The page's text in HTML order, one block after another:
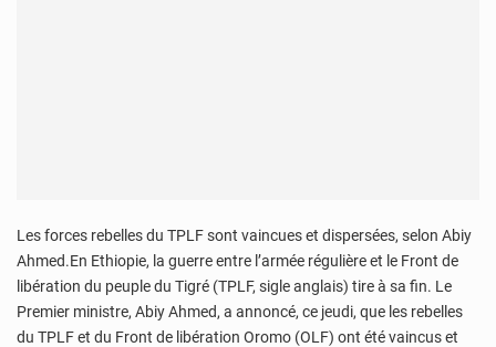
Les forces rebelles du TPLF sont vaincues et dispersées, selon Abiy
Ahmed.En Ethiopie, la guerre entre l’armée régulière et le Front de
libération du peuple du Tigré (TPLF, sigle anglais) tire à sa fin. Le
Premier ministre, Abiy Ahmed, a annoncé, ce jeudi, que les rebelles
du TPLF et du Front de libération Oromo (OLF) ont été vaincus et